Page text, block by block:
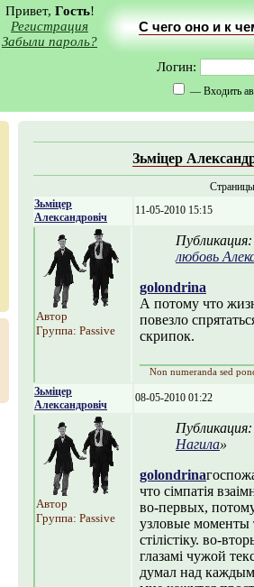
Привет, Гость!
Регистрация
Забыли пароль?
С чего оно и к
Логин:
— Входить
Зьміцер
Зьміцер
Александровіч
11-05-2010 15:15
Автор
Группа: Passive
любовь
golondrina
А потому что
повезло
скрипок.
Non numeranda sed
Зьміцер
Александровіч
08-05-2010 01:22
Автор
Группа: Passive
Нагила»
golondrina
что сімпатія
во-первых,
узловые моменты
стілістіку. во-
глазамі чужой
думал над